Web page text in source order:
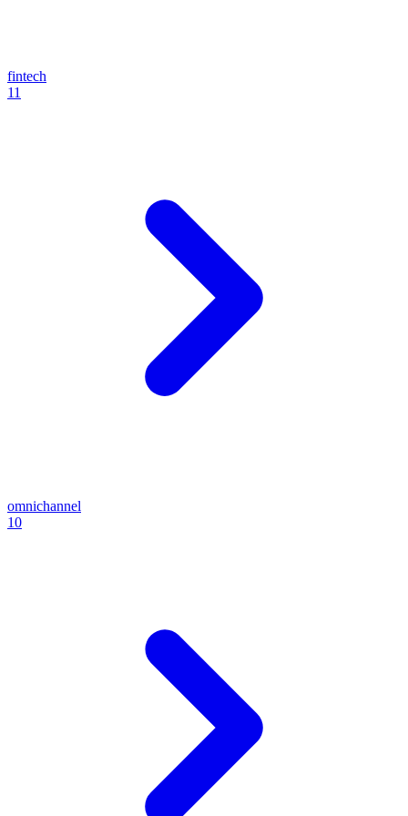
fintech
11
omnichannel
10